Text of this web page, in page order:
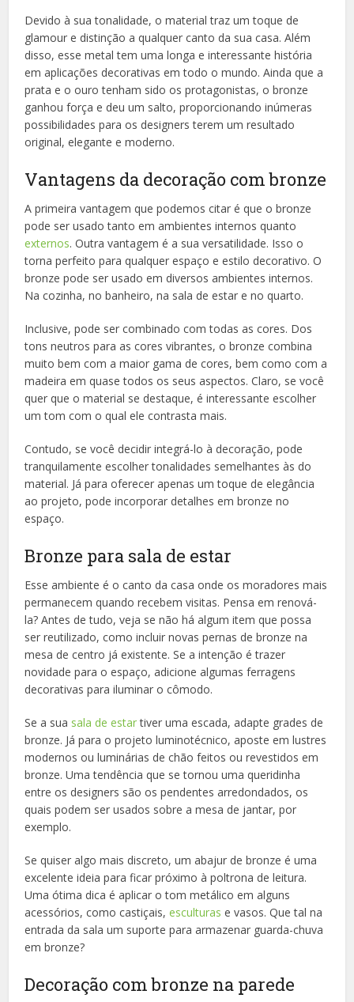
Devido à sua tonalidade, o material traz um toque de
glamour e distinção a qualquer canto da sua casa. Além
disso, esse metal tem uma longa e interessante história
em aplicações decorativas em todo o mundo. Ainda que a
prata e o ouro tenham sido os protagonistas, o bronze
ganhou força e deu um salto, proporcionando inúmeras
possibilidades para os designers terem um resultado
original, elegante e moderno.
Vantagens da decoração com bronze
A primeira vantagem que podemos citar é que o bronze
pode ser usado tanto em ambientes internos quanto
externos. Outra vantagem é a sua versatilidade. Isso o
torna perfeito para qualquer espaço e estilo decorativo. O
bronze pode ser usado em diversos ambientes internos.
Na cozinha, no banheiro, na sala de estar e no quarto.
Inclusive, pode ser combinado com todas as cores. Dos
tons neutros para as cores vibrantes, o bronze combina
muito bem com a maior gama de cores, bem como com a
madeira em quase todos os seus aspectos. Claro, se você
quer que o material se destaque, é interessante escolher
um tom com o qual ele contrasta mais.
Contudo, se você decidir integrá-lo à decoração, pode
tranquilamente escolher tonalidades semelhantes às do
material. Já para oferecer apenas um toque de elegância
ao projeto, pode incorporar detalhes em bronze no
espaço.
Bronze para sala de estar
Esse ambiente é o canto da casa onde os moradores mais
permanecem quando recebem visitas. Pensa em renová-
la? Antes de tudo, veja se não há algum item que possa
ser reutilizado, como incluir novas pernas de bronze na
mesa de centro já existente. Se a intenção é trazer
novidade para o espaço, adicione algumas ferragens
decorativas para iluminar o cômodo.
Se a sua sala de estartiver uma escada, adapte grades de
bronze. Já para o projeto luminotécnico, aposte em lustres
modernos ou luminárias de chão feitos ou revestidos em
bronze. Uma tendência que se tornou uma queridinha
entre os designers são os pendentes arredondados, os
quais podem ser usados sobre a mesa de jantar, por
exemplo.
Se quiser algo mais discreto, um abajur de bronze é uma
excelente ideia para ficar próximo à poltrona de leitura.
Uma ótima dica é aplicar o tom metálico em alguns
acessórios, como castiçais,esculturas e vasos. Que tal na
entrada da sala um suporte para armazenar guarda-chuva
em bronze?
Decoração com bronze na parede